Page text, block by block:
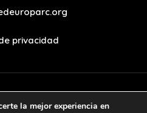
privacidad
facebook
la mejor experiencia en